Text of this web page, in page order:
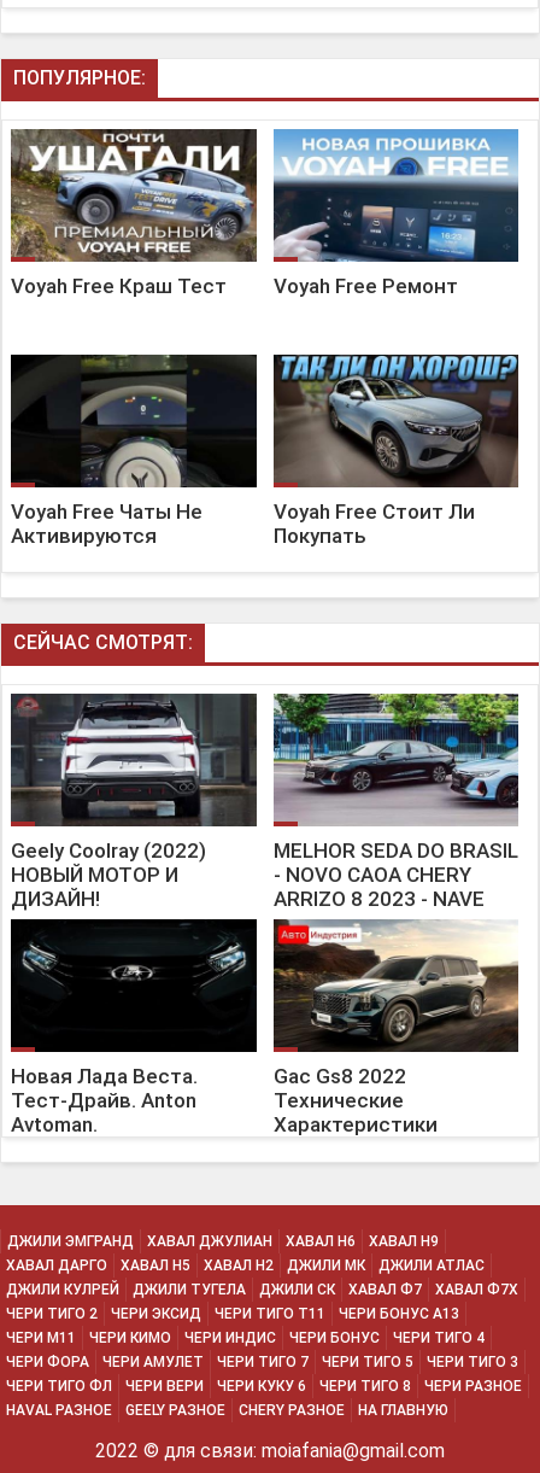
ПОПУЛЯРНОЕ:
Voyah Free Краш Тест Voyah Free Ремонт
Voyah Free Чаты Не
Активируются
Voyah Free Стоит Ли
Покупать
СЕЙЧАС СМОТРЯТ:
Geely Coolray (2022)
НОВЫЙ МОТОР И
ДИЗАЙН!
MELHOR SEDA DO BRASIL
- NOVO CAOA CHERY
ARRIZO 8 2023 - NAVE
SOBRE RODAS!
Новая Лада Веста.
Тест-Драйв. Anton
Avtoman.
Gac Gs8 2022
Технические
Характеристики
ДЖИЛИ ЭМГРАНД ХАВАЛ ДЖУЛИАН ХАВАЛ H6
ХАВАЛ H9
ХАВАЛ ДАРГО
ХАВАЛ H5 ХАВАЛ H2 ДЖИЛИ МК
ДЖИЛИ АТЛАС
ДЖИЛИ КУЛРЕЙ
ДЖИЛИ ТУГЕЛА ДЖИЛИ СК ХАВАЛ Ф7
ХАВАЛ Ф7Х
ЧЕРИ ТИГО 2
ЧЕРИ ЭКСИД ЧЕРИ ТИГО Т11
ЧЕРИ БОНУС А13
ЧЕРИ М11
ЧЕРИ КИМО ЧЕРИ ИНДИС ЧЕРИ БОНУС
ЧЕРИ ТИГО 4
ЧЕРИ ФОРА
ЧЕРИ АМУЛЕТ ЧЕРИ ТИГО 7 ЧЕРИ ТИГО 5
ЧЕРИ ТИГО 3
ЧЕРИ ТИГО ФЛ
ЧЕРИ ВЕРИ ЧЕРИ КУКУ 6 ЧЕРИ ТИГО 8
ЧЕРИ РАЗНОЕ
HAVAL РАЗНОЕ
GEELY РАЗНОЕ CHERY РАЗНОЕ НА ГЛАВНУЮ
2022 © для связи: moiafania@gmail.com